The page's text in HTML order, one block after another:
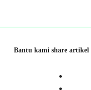
Bantu kami share